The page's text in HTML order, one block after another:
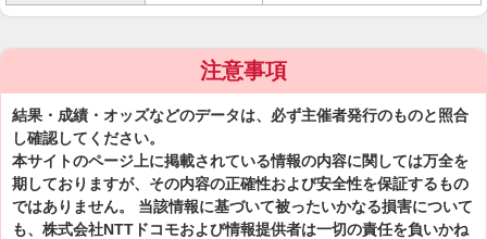
注意事項
結果・成績・オッズなどのデータは、必ず主催者発行のものと照合
し確認してください。
本サイトのページ上に掲載されている情報の内容に関しては万全を
期しておりますが、その内容の正確性および安全性を保証するもの
ではありません。 当該情報に基づいて被ったいかなる損害について
も、株式会社NTTドコモおよび情報提供者は一切の責任を負いかね